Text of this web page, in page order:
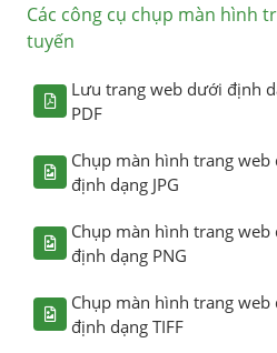
Các công cụ chụp màn hình
tuyến
Lưu trang web dưới định
PDF
Chụp màn hình trang web
định dạng JPG
Chụp màn hình trang web
định dạng PNG
Chụp màn hình trang web
định dạng TIFF